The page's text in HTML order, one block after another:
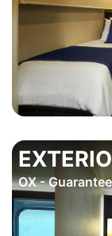
OX - Guarantee